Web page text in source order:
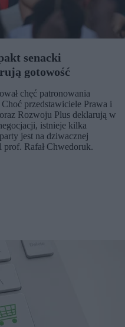
senacki
gotowość
chęć patronowania
przedstawiciele Prawa i
Rozwoju Plus deklarują w
istnieje kilka
jest na dziwacznej
Rafał Chwedoruk.